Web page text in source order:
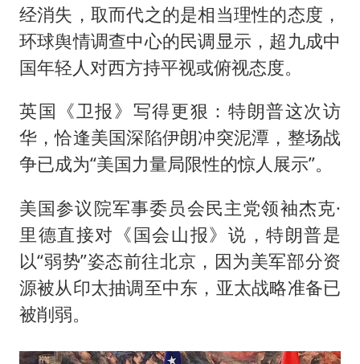
经消失，取而代之的是相当理性的态度，
环球舆情调查中心的民调显示，超九成中
国年轻人对西方持平视或俯视态度。
英国《卫报》写得更狠：特朗普这次访
华，恰逢美国深陷伊朗冲突泥潭，整场战
争已成为“美国力量局限性的惊人展示”。
美国参议院军事委员会民主党领袖杰克·
里德直接对《国会山报》说，特朗普是
以“弱势”姿态前往北京，因为美军部分资
源被从印太抽调至中东，亚太战略准备已
被削弱。